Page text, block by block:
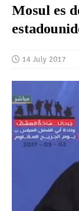
Mosul es
14 July 2017